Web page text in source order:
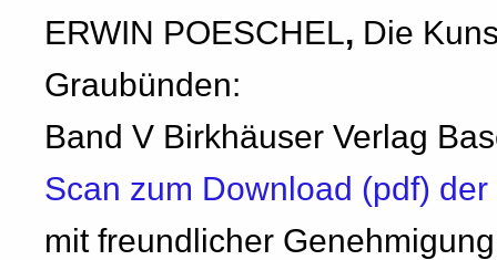
ERWIN POESCHEL, Die
Graubünden:
Band V Birkhäuser Verlag
Scan zum Download (pdf)
mit freundlicher